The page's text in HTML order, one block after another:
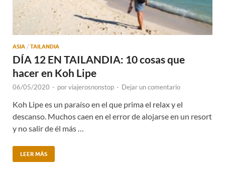
ASIA / TAILANDIA
DÍA 12 EN TAILANDIA: 10 cosas que
hacer en Koh Lipe
06/05/2020 - porviajerosnonstop - Dejar un comentario
Koh Lipe es un paraíso en el que prima el relax y el
descanso. Muchos caen en el error de alojarse en un resort
y no salir de él más …
LEER MÁS